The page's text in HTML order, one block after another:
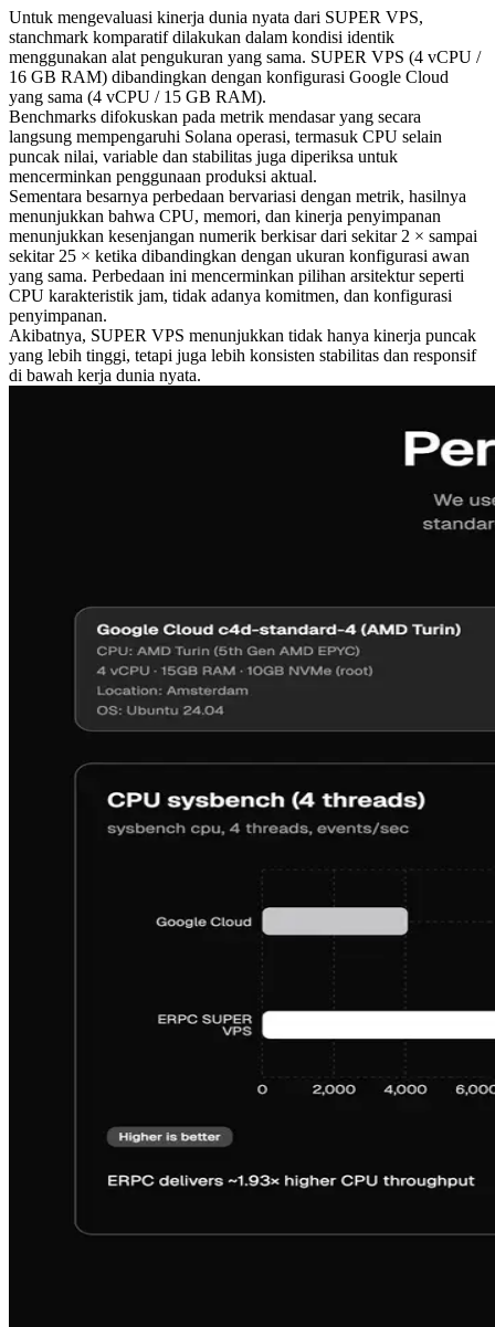
Untuk mengevaluasi kinerja dunia nyata dari SUPER VPS,
stanchmark komparatif dilakukan dalam kondisi identik
menggunakan alat pengukuran yang sama. SUPER VPS (4 vCPU /
16 GB RAM) dibandingkan dengan konfigurasi Google Cloud
yang sama (4 vCPU / 15 GB RAM).
Benchmarks difokuskan pada metrik mendasar yang secara
langsung mempengaruhi Solana operasi, termasuk CPU selain
puncak nilai, variable dan stabilitas juga diperiksa untuk
mencerminkan penggunaan produksi aktual.
Sementara besarnya perbedaan bervariasi dengan metrik, hasilnya
menunjukkan bahwa CPU, memori, dan kinerja penyimpanan
menunjukkan kesenjangan numerik berkisar dari sekitar 2 × sampai
sekitar 25 × ketika dibandingkan dengan ukuran konfigurasi awan
yang sama. Perbedaan ini mencerminkan pilihan arsitektur seperti
CPU karakteristik jam, tidak adanya komitmen, dan konfigurasi
penyimpanan.
Akibatnya, SUPER VPS menunjukkan tidak hanya kinerja puncak
yang lebih tinggi, tetapi juga lebih konsisten stabilitas dan responsif
di bawah kerja dunia nyata.